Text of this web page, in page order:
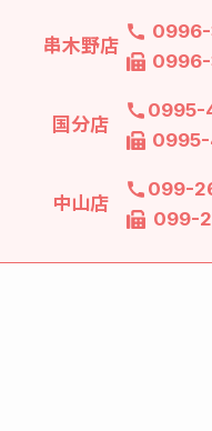
串木野店
国分店
0995-
中山店
099-
099-